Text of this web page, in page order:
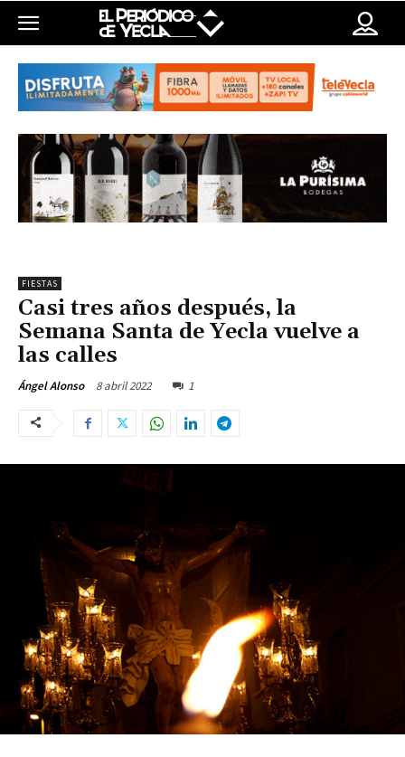
FIESTAS
Casi tres años después, la
Semana Santa de Yecla vuelve a
las calles
Ángel Alonso 8 abril 2022 1